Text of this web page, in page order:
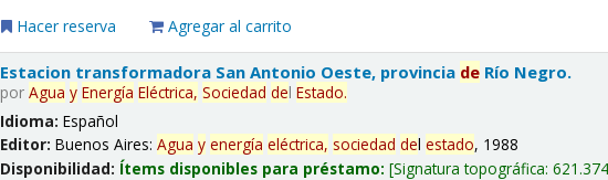
Hacer reserva Agregar al carrito
Estacion transformadora San Antonio Oeste, provincia de Río Negro.
porAgua y Energía Eléctrica, Sociedad delEstado.
Idioma:Español
Editor:Buenos Aires:Agua y energía eléctrica, sociedad delestado, 1988
Disponibilidad: Ítems disponibles para préstamo: Signatura topográfica: